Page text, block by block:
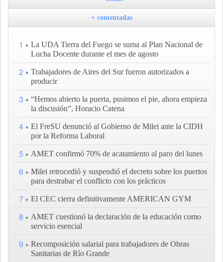
+ comentadas
1
La UDA Tierra del Fuego se suma al Plan Nacional de
Lucha Docente durante el mes de agosto
2
Trabajadores de Aires del Sur fueron autorizados a
producir
3
“Hemos abierto la puerta, pusimos el pie, ahora empieza
la discusión”, Horacio Catena
4
El FreSU denunció al Gobierno de Milei ante la CIDH
por la Reforma Laboral
5 AMET confirmó 70% de acatamiento al paro del lunes
6
Milei retrocedió y suspendió el decreto sobre los puertos
para destrabar el conflicto con los prácticos
7 El CEC cierra definitivamente AMERICAN GYM
8
AMET cuestionó la declaración de la educación como
servicio esencial
9
Recomposición salarial para trabajadores de Obras
Sanitarias de Río Grande